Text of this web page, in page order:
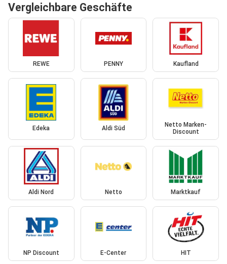
Vergleichbare Geschäfte
REWE PENNY Kaufland
Edeka Aldi Süd
Netto Marken-
Discount
Aldi Nord Netto Marktkauf
NP Discount E-Center HIT